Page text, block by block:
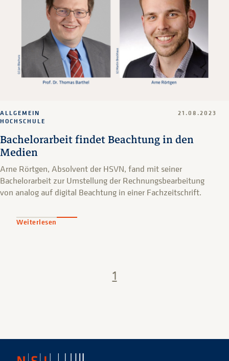
Bachelorarbeit findet Beachtung in den
Medien
ALLGEMEIN
HOCHSCHULE
21.08.2023
Arne Rörtgen, Absolvent der HSVN, fand mit seiner
Bachelorarbeit zur Umstellung der Rechnungsbearbeitung
von analog auf digital Beachtung in einer Fachzeitschrift.
Weiterlesen
1